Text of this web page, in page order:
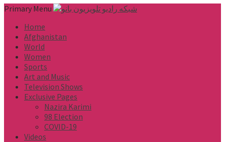
Primary Menu
Home
Afghanistan
World
Women
Sports
Art and Music
Television Shows
Exclusive Pages
Nazira Karimi
98 Election
COVID-19
Videos